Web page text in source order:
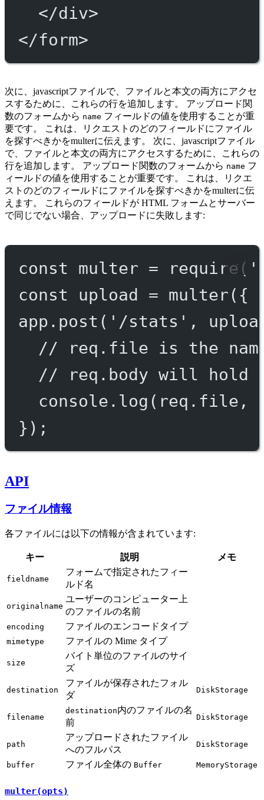
</div>
</form>
次に、javascriptファイルで、ファイルと本文の両方にアクセ
スするために、これらの行を追加します。 アップロード関
数のフォームから name フィールドの値を使用することが重
要です。 これは、リクエストのどのフィールドにファイル
を探すべきかをmulterに伝えます。 次に、javascriptファイル
で、ファイルと本文の両方にアクセスするために、これらの
行を追加します。 アップロード関数のフォームから name フ
ィールドの値を使用することが重要です。 これは、リクエ
ストのどのフィールドにファイルを探すべきかをmulterに伝
えます。 これらのフィールドが HTML フォームとサーバー
で同じでない場合、アップロードに失敗します:
const multer = require (
const
upload = multer({
app. post ( '/stats' ,
// req.file is the
// req.body will hold
console. log (req.file,
});
API
ファイル情報
各ファイルには以下の情報が含まれています:
キー 説明 メモ
fieldname
フォームで指定されたフィー
ルド名
originalname
ユーザーのコンピューター上
のファイルの名前
encoding ファイルのエンコードタイプ
mimetype ファイルの Mime タイプ
size
バイト単位のファイルのサイ
ズ
destination
ファイルが保存されたフォル
ダ
DiskStorage
filename
destination内のファイルの名
前
DiskStorage
path
アップロードされたファイル
へのフルパス
DiskStorage
buffer ファイル全体の Buffer MemoryStorage
multer(opts)